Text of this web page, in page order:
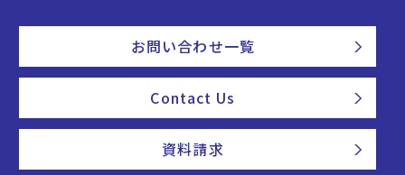
お問い合わせ一覧
Contact Us
資料請求